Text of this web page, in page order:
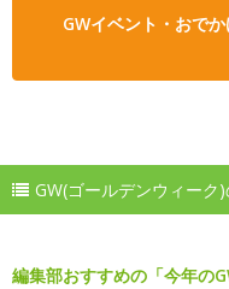
GWイベント・おで
GW(ゴールデンウィーク
編集部おすすめの「今年の